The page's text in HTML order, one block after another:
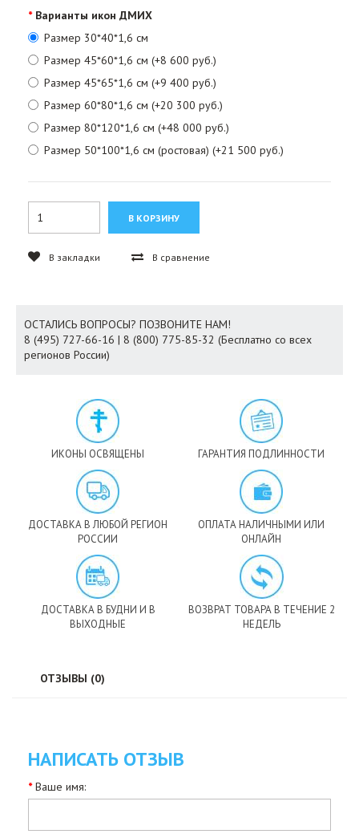
Варианты икон ДМИХ
Размер 30*40*1,6 см
Размер 45*60*1,6 см (+8 600 руб.)
Размер 45*65*1,6 см (+9 400 руб.)
Размер 60*80*1,6 см (+20 300 руб.)
Размер 80*120*1,6 см (+48 000 руб.)
Размер 50*100*1,6 см (ростовая) (+21 500 руб.)
В закладки В сравнение
ОСТАЛИСЬ ВОПРОСЫ? ПОЗВОНИТЕ НАМ!
8 (495) 727-66-16 | 8 (800) 775-85-32 (Бесплатно со всех
регионов России)
ИКОНЫ ОСВЯЩЕНЫ ГАРАНТИЯ ПОДЛИННОСТИ
ДОСТАВКА В ЛЮБОЙ РЕГИОН
РОССИИ
ОПЛАТА НАЛИЧНЫМИ ИЛИ
ОНЛАЙН
ДОСТАВКА В БУДНИ И В
ВЫХОДНЫЕ
ВОЗВРАТ ТОВАРА В ТЕЧЕНИЕ 2
НЕДЕЛЬ
ОТЗЫВЫ (0)
НАПИСАТЬ ОТЗЫВ
Ваше имя: